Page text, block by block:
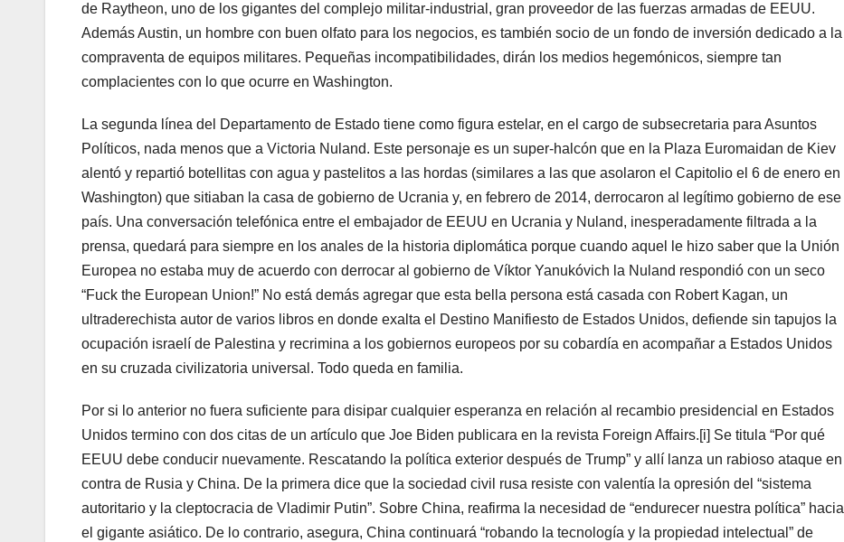
de Raytheon, uno de los gigantes del complejo militar-industrial, gran proveedor de las fuerzas armadas de EEUU.
Además Austin, un hombre con buen olfato para los negocios, es también socio de un fondo de inversión dedicado a la
compraventa de equipos militares. Pequeñas incompatibilidades, dirán los medios hegemónicos, siempre tan
complacientes con lo que ocurre en Washington.
La segunda línea del Departamento de Estado tiene como figura estelar, en el cargo de subsecretaria para Asuntos
Políticos, nada menos que a Victoria Nuland. Este personaje es un super-halcón que en la Plaza Euromaidan de Kiev
alentó y repartió botellitas con agua y pastelitos a las hordas (similares a las que asolaron el Capitolio el 6 de enero en
Washington) que sitiaban la casa de gobierno de Ucrania y, en febrero de 2014, derrocaron al legítimo gobierno de ese
país. Una conversación telefónica entre el embajador de EEUU en Ucrania y Nuland, inesperadamente filtrada a la
prensa, quedará para siempre en los anales de la historia diplomática porque cuando aquel le hizo saber que la Unión
Europea no estaba muy de acuerdo con derrocar al gobierno de Víktor Yanukóvich la Nuland respondió con un seco
“Fuck the European Union!” No está demás agregar que esta bella persona está casada con Robert Kagan, un
ultraderechista autor de varios libros en donde exalta el Destino Manifiesto de Estados Unidos, defiende sin tapujos la
ocupación israelí de Palestina y recrimina a los gobiernos europeos por su cobardía en acompañar a Estados Unidos
en su cruzada civilizatoria universal. Todo queda en familia.
Por si lo anterior no fuera suficiente para disipar cualquier esperanza en relación al recambio presidencial en Estados
Unidos termino con dos citas de un artículo que Joe Biden publicara en la revista Foreign Affairs.[i] Se titula “Por qué
EEUU debe conducir nuevamente. Rescatando la política exterior después de Trump” y allí lanza un rabioso ataque en
contra de Rusia y China. De la primera dice que la sociedad civil rusa resiste con valentía la opresión del “sistema
autoritario y la cleptocracia de Vladimir Putin”. Sobre China, reafirma la necesidad de “endurecer nuestra política” hacia
el gigante asiático. De lo contrario, asegura, China continuará “robando la tecnología y la propiedad intelectual” de